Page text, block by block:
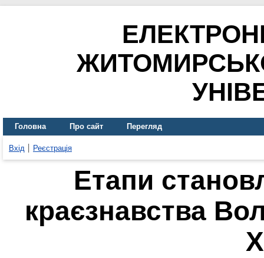
Головна Про сайт Перегляд
Вхід Реєстрація
Етапи
краєзнавства